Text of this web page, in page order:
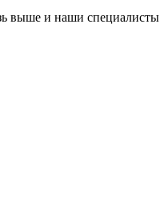
выше и наши специалисты